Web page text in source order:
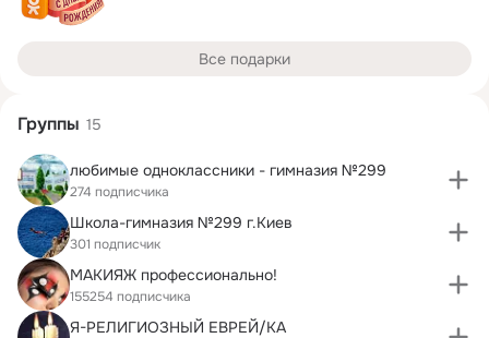
Все подарки
Группы 15
любимые одноклассники - гимназия №299
274 подписчика
Школа-гимназия №299 г.Киев
301 подписчик
МАКИЯЖ профессионально!
155254 подписчика
Я-РЕЛИГИОЗНЫЙ ЕВРЕЙ/КА